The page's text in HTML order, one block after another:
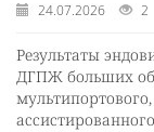
24.07.2026 2
Результаты
ДГПЖ больших